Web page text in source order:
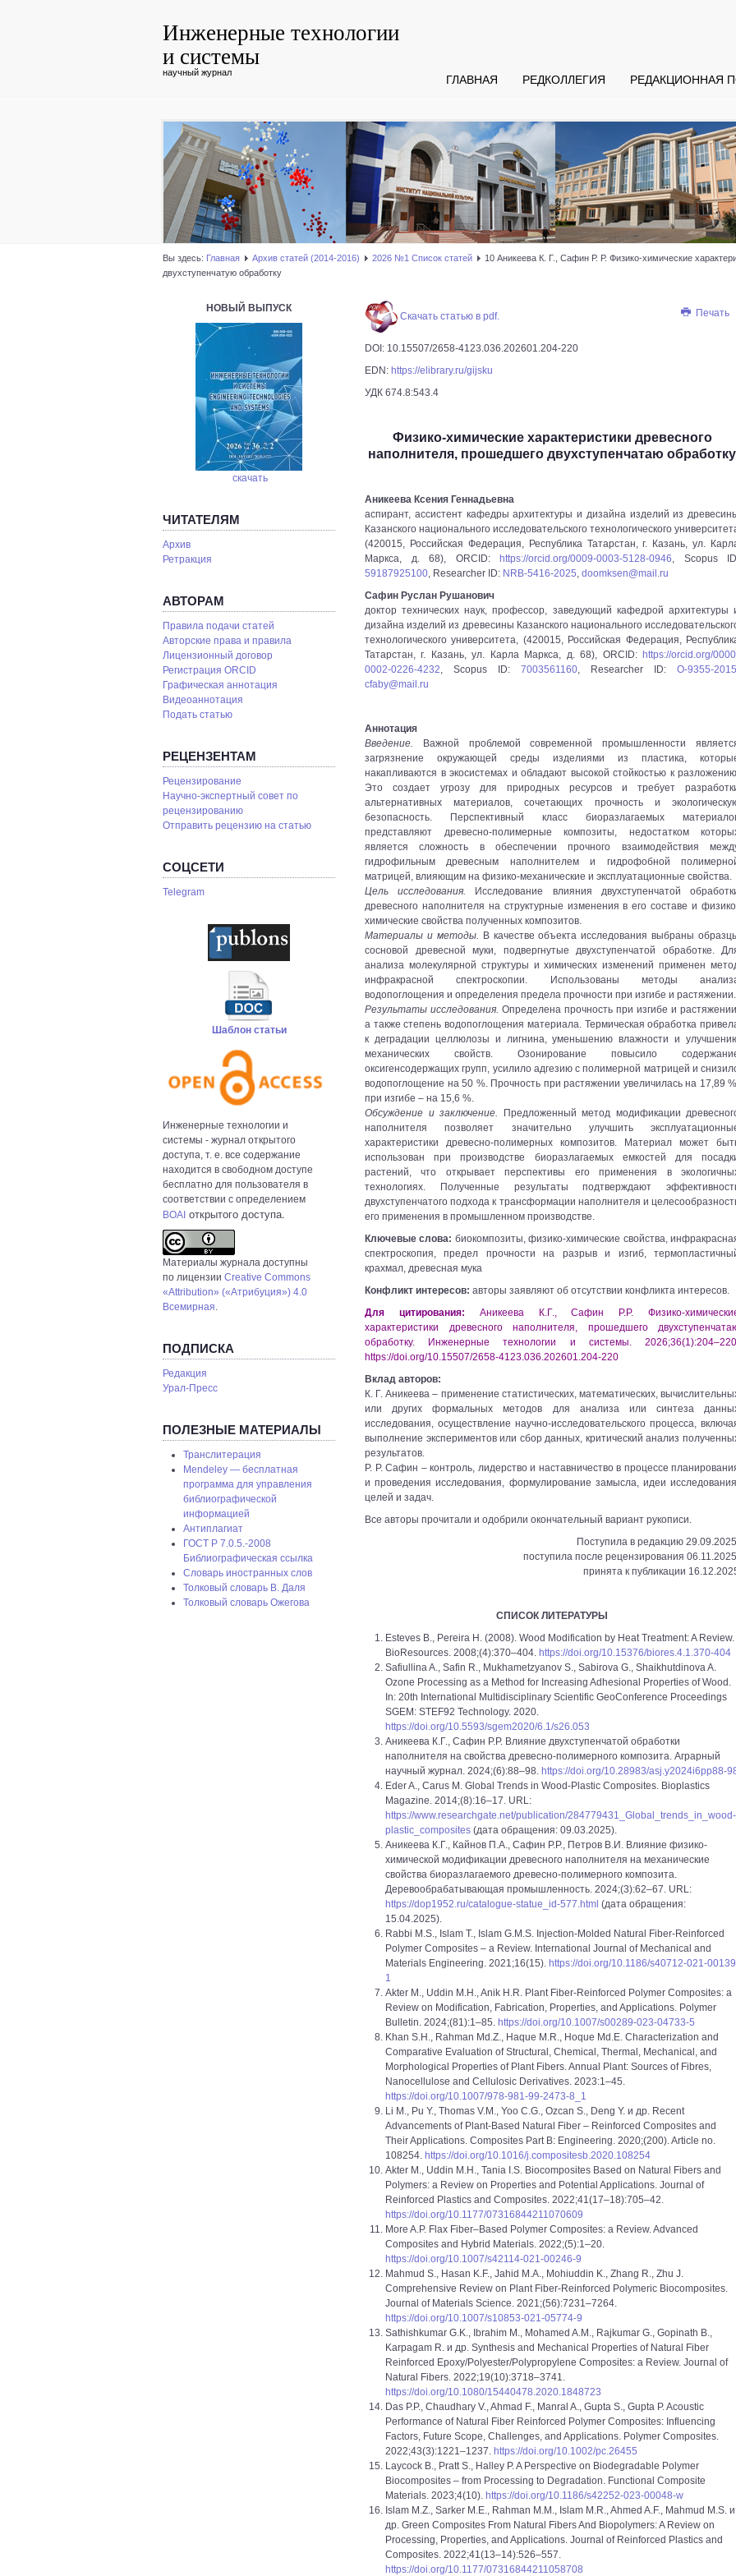
Инженерные технологии
и системы
научный журнал
ГЛАВНАЯ РЕДКОЛЛЕГИЯ РЕДАКЦИОННАЯ
Вы здесь: Главная Архив статей (2014-2016) 2026 №1 Список статей
10 Аникеева К. Г., Сафин Р. Р. Физико-химические
двухступенчатую обработку
НОВЫЙ ВЫПУСК
скачать
ЧИТАТЕЛЯМ
Архив
Ретракция
АВТОРАМ
Правила подачи статей
Авторские права и правила
Лицензионный договор
Регистрация ORCID
Графическая аннотация
Видеоаннотация
Подать статью
РЕЦЕНЗЕНТАМ
Рецензирование
Научно-экспертный совет по
рецензированию
Отправить рецензию на статью
СОЦСЕТИ
Telegram
Шаблон статьи
Инженерные технологии и
системы - журнал открытого
доступа, т. е. все содержание
находится в свободном доступе
бесплатно для пользователя в
соответствии с определением
BOAI открытого доступа.
Материалы журнала доступны
по лицензии Creative Commons
«Attribution» («Атрибуция») 4.0
Всемирная.
ПОДПИСКА
Редакция
Урал-Пресс
ПОЛЕЗНЫЕ МАТЕРИАЛЫ
Транслитерация
Mendeley — бесплатная
программа для управления
библиографической
информацией
Антиплагиат
ГОСТ P 7.0.5.-2008
Библиографическая ссылка
Словарь иностранных слов
Толковый словарь В. Даля
Толковый словарь Ожегова
Печать
Скачать статью в pdf.
DOI: 10.15507/2658-4123.036.202601.204-220
EDN: https://elibrary.ru/gijsku
УДК 674.8:543.4
Физико-химические характеристики древесного
наполнителя, прошедшего двухступенчатаю обработку
Аникеева Ксения Геннадьевна
аспирант, ассистент кафедры архитектуры и дизайна изделий из
Казанского национального исследовательского технологического
(420015, Российская Федерация, Республика Татарстан, г. Казань, ул.
Маркса, д. 68), ORCID:
https://orcid.org/0009-0003-5128-0946, Scopus
59187925100, Researcher ID: NRB-5416-2025, doomksen@mail.ru
Сафин Руслан Рушанович
доктор технических наук, профессор, заведующий кафедрой архитектуры
дизайна изделий из древесины Казанского национального
технологического университета, (420015, Российская Федерация,
Татарстан, г. Казань, ул. Карла Маркса, д. 68), ORCID: https://orcid.org/
0002-0226-4232, Scopus ID: 7003561160, Researcher ID: O-9355-2015
cfaby@mail.ru
Аннотация
Введение. Важной проблемой современной промышленности
загрязнение окружающей среды изделиями из пластика,
накапливаются в экосистемах и обладают высокой стойкостью к
Это создает угрозу для природных ресурсов и требует
альтернативных материалов, сочетающих прочность и
безопасность. Перспективный класс биоразлагаемых
представляют древесно-полимерные композиты, недостатком
является сложность в обеспечении прочного взаимодействия
гидрофильным древесным наполнителем и гидрофобной
матрицей, влияющим на физико-механические и эксплуатационные свойства.
Цель исследования. Исследование влияния двухступенчатой
древесного наполнителя на структурные изменения в его составе и
химические свойства полученных композитов.
Материалы и методы. В качестве объекта исследования выбраны
сосновой древесной муки, подвергнутые двухступенчатой обработке.
анализа молекулярной структуры и химических изменений применен
инфракрасной спектроскопии. Использованы методы
водопоглощения и определения предела прочности при изгибе и растяжении.
Результаты исследования. Определена прочность при изгибе и
а также степень водопоглощения материала. Термическая обработка
к деградации целлюлозы и лигнина, уменьшению влажности и
механических свойств. Озонирование повысило
оксигенсодержащих групп, усилило адгезию с полимерной матрицей и
водопоглощение на 50 %. Прочность при растяжении увеличилась на 17,89
при изгибе – на 15,6 %.
Обсуждение и заключение. Предложенный метод модификации
наполнителя позволяет значительно улучшить
характеристики древесно-полимерных композитов. Материал может
использован при производстве биоразлагаемых емкостей для
растений, что открывает перспективы его применения в
технологиях. Полученные результаты подтверждают
двухступенчатого подхода к трансформации наполнителя и
его применения в промышленном производстве.
Ключевые слова: биокомпозиты, физико-химические свойства,
спектроскопия, предел прочности на разрыв и изгиб,
крахмал, древесная мука
Конфликт интересов: авторы заявляют об отсутствии конфликта интересов.
Для цитирования: Аникеева К.Г., Сафин Р.Р. Физико-
характеристики древесного наполнителя, прошедшего
обработку. Инженерные технологии и системы.
https://doi.org/10.15507/2658-4123.036.202601.204-220
Вклад авторов:
К. Г. Аникеева – применение статистических, математических,
или других формальных методов для анализа или синтеза
исследования, осуществление научно-исследовательского процесса,
выполнение экспериментов или сбор данных, критический анализ
результатов.
Р. Р. Сафин – контроль, лидерство и наставничество в процессе
и проведения исследования, формулирование замысла, идеи
целей и задач.
Все авторы прочитали и одобрили окончательный вариант рукописи.
Поступила в редакцию
поступила после рецензирования
принята к публикации
СПИСОК ЛИТЕРАТУРЫ
Esteves B., Pereira H. (2008). Wood Modification by Heat Treatment: A Review.
BioResources. 2008;(4):370–404. https://doi.org/10.15376/biores.4.1.370-404
Safiullina A., Safin R., Mukhametzyanov S., Sabirova G., Shaikhutdinova A.
Ozone Processing as a Method for Increasing Adhesional Properties of Wood.
In: 20th International Multidisciplinary Scientific GeoConference Proceedings
SGEM: STEF92 Technology. 2020.
https://doi.org/10.5593/sgem2020/6.1/s26.053
Аникеева К.Г., Сафин Р.Р. Влияние двухступенчатой обработки
наполнителя на свойства древесно-полимерного композита. Аграрный
научный журнал. 2024;(6):88–98. https://doi.org/10.28983/asj.y2024i6pp88-
Eder A., Carus M. Global Trends in Wood-Plastic Composites. Bioplastics
Magazine. 2014;(8):16–17. URL:
https://www.researchgate.net/publication/284779431_Global_trends_in_wood-
plastic_composites (дата обращения: 09.03.2025).
Аникеева К.Г., Кайнов П.А., Сафин Р.Р., Петров В.И. Влияние физико-
химической модификации древесного наполнителя на механические
свойства биоразлагаемого древесно-полимерного композита.
Деревообрабатывающая промышленность. 2024;(3):62–67. URL:
https://dop1952.ru/catalogue-statue_id-577.html (дата обращения:
15.04.2025).
Rabbi M.S., Islam T., Islam G.M.S. Injection-Molded Natural Fiber-Reinforced
Polymer Composites – a Review. International Journal of Mechanical and
Materials Engineering. 2021;16(15). https://doi.org/10.1186/s40712-021-
1
Akter M., Uddin M.H., Anik H.R. Plant Fiber-Reinforced Polymer Composites: a
Review on Modification, Fabrication, Properties, and Applications. Polymer
Bulletin. 2024;(81):1–85. https://doi.org/10.1007/s00289-023-04733-5
Khan S.H., Rahman Md.Z., Haque M.R., Hoque Md.E. Characterization and
Comparative Evaluation of Structural, Chemical, Thermal, Mechanical, and
Morphological Properties of Plant Fibers. Annual Plant: Sources of Fibres,
Nanocellulose and Cellulosic Derivatives. 2023:1–45.
https://doi.org/10.1007/978-981-99-2473-8_1
Li M., Pu Y., Thomas V.M., Yoo C.G., Ozcan S., Deng Y. и др. Recent
Advancements of Plant-Based Natural Fiber – Reinforced Composites and
Their Applications. Composites Part B: Engineering. 2020;(200). Article no.
108254. https://doi.org/10.1016/j.compositesb.2020.108254
Akter M., Uddin M.H., Tania I.S. Biocomposites Based on Natural Fibers and
Polymers: a Review on Properties and Potential Applications. Journal of
Reinforced Plastics and Composites. 2022;41(17–18):705–42.
https://doi.org/10.1177/07316844211070609
More A.P. Flax Fiber–Based Polymer Composites: a Review. Advanced
Composites and Hybrid Materials. 2022;(5):1–20.
https://doi.org/10.1007/s42114-021-00246-9
Mahmud S., Hasan K.F., Jahid M.A., Mohiuddin K., Zhang R., Zhu J.
Comprehensive Review on Plant Fiber-Reinforced Polymeric Biocomposites.
Journal of Materials Science. 2021;(56):7231–7264.
https://doi.org/10.1007/s10853-021-05774-9
Sathishkumar G.K., Ibrahim M., Mohamed A.M., Rajkumar G., Gopinath B.,
Karpagam R. и др. Synthesis and Mechanical Properties of Natural Fiber
Reinforced Epoxy/Polyester/Polypropylene Composites: a Review. Journal of
Natural Fibers. 2022;19(10):3718–3741.
https://doi.org/10.1080/15440478.2020.1848723
Das P.P., Chaudhary V., Ahmad F., Manral A., Gupta S., Gupta P. Acoustic
Performance of Natural Fiber Reinforced Polymer Composites: Influencing
Factors, Future Scope, Challenges, and Applications. Polymer Composites.
2022;43(3):1221–1237. https://doi.org/10.1002/pc.26455
Laycock B., Pratt S., Halley P. A Perspective on Biodegradable Polymer
Biocomposites – from Processing to Degradation. Functional Composite
Materials. 2023;4(10). https://doi.org/10.1186/s42252-023-00048-w
Islam M.Z., Sarker M.E., Rahman M.M., Islam M.R., Ahmed A.F., Mahmud M.S. и
др. Green Composites From Natural Fibers And Biopolymers: A Review on
Processing, Properties, and Applications. Journal of Reinforced Plastics and
Composites. 2022;41(13–14):526–557.
https://doi.org/10.1177/07316844211058708